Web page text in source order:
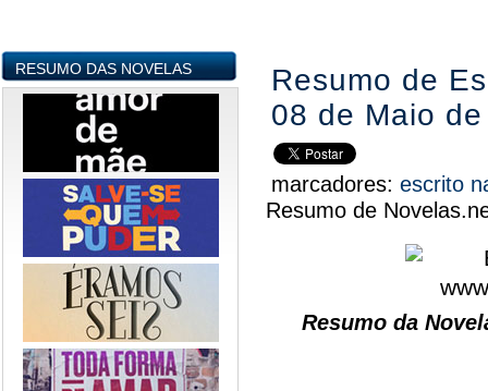
RESUMO DAS NOVELAS
Resumo de
08 de Maio
marcadores: escrito
Resumo de
Resumo da